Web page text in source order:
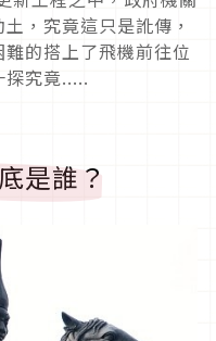
，究竟這只是訛傳，
的搭上了飛機前往位
究竟.....
是誰？